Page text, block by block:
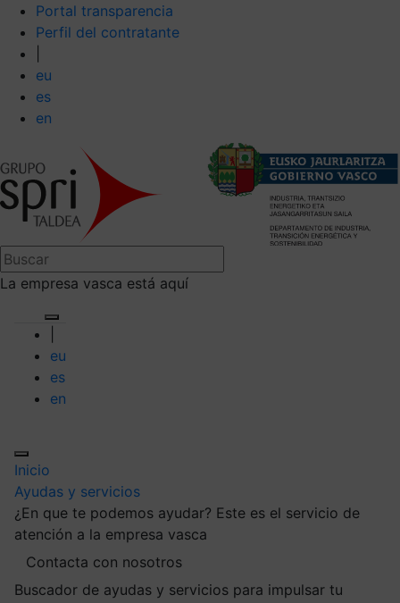
Portal transparencia
Perfil del contratante
eu
es
en
La empresa vasca está aquí
eu
es
en
Inicio
Ayudas y servicios
¿En que te podemos ayudar? Este es el servicio de
atención a la empresa vasca
Contacta con nosotros
Buscador de ayudas y servicios para impulsar tu